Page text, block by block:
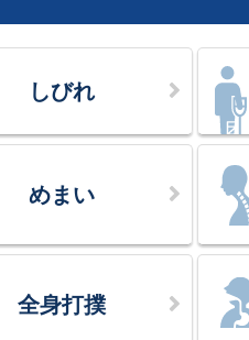
しびれ
めまい
全身打撲